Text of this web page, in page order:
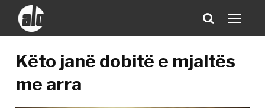
Këto janë dobitë e mjaltës
me arra